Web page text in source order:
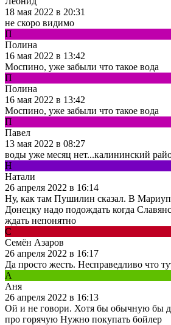
18 мая 2022 в 20:31
не скоро видимо
П
Полина
16 мая 2022 в 13:42
Моспино, уже забыли что такое вода
П
Полина
16 мая 2022 в 13:42
Моспино, уже забыли что такое вода
П
Павел
13 мая 2022 в 08:27
воды уже месяц нет...калининский
Н
Натали
26 апреля 2022 в 16:14
Ну, как там Пушилин сказал. В
Донецку надо подождать когда
ждать непонятно
С
Семён Азаров
26 апреля 2022 в 16:17
Да просто жесть. Несправедливо что
А
Аня
26 апреля 2022 в 16:13
Ой и не говори. Хотя бы обычную бы
про горячую Нужно покупать бойлер